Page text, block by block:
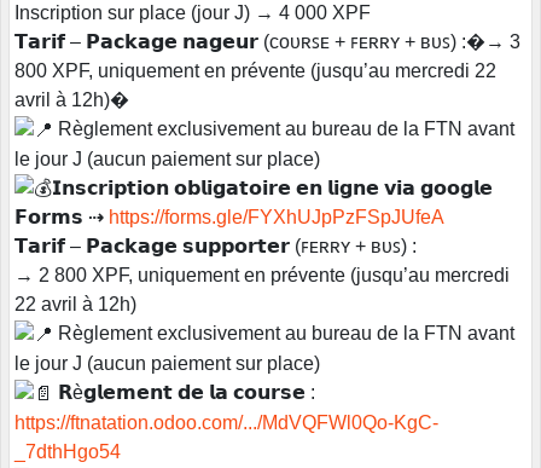
Inscription sur place (jour J) → 4 000 XPF
𝗧𝗮𝗿𝗶𝗳 – 𝗣𝗮𝗰𝗸𝗮𝗴𝗲 𝗻𝗮𝗴𝗲𝘂𝗿 (ᴄᴏᴜʀꜱᴇ + ꜰᴇʀʀʏ + ʙᴜꜱ) :�→ 3
800 XPF, uniquement en prévente (jusqu’au mercredi 22
avril à 12h)�
Règlement exclusivement au bureau de la FTN avant
le jour J (aucun paiement sur place)
𝗜𝗻𝘀𝗰𝗿𝗶𝗽𝘁𝗶𝗼𝗻 𝗼𝗯𝗹𝗶𝗴𝗮𝘁𝗼𝗶𝗿𝗲 𝗲𝗻 𝗹𝗶𝗴𝗻𝗲 𝘃𝗶𝗮 𝗴𝗼𝗼𝗴𝗹𝗲
𝗙𝗼𝗿𝗺𝘀 ⇢ https://forms.gle/FYXhUJpPzFSpJUfeA
𝗧𝗮𝗿𝗶𝗳 – 𝗣𝗮𝗰𝗸𝗮𝗴𝗲 𝘀𝘂𝗽𝗽𝗼𝗿𝘁𝗲𝗿 (ꜰᴇʀʀʏ + ʙᴜꜱ) :
→ 2 800 XPF, uniquement en prévente (jusqu’au mercredi
22 avril à 12h)
Règlement exclusivement au bureau de la FTN avant
le jour J (aucun paiement sur place)
𝗥è𝗴𝗹𝗲𝗺𝗲𝗻𝘁 𝗱𝗲 𝗹𝗮 𝗰𝗼𝘂𝗿𝘀𝗲 :
https://ftnatation.odoo.com/.../MdVQFWl0Qo-KgC-
_7dthHgo54